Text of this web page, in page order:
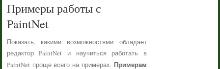
Примеры работы с
PaintNet
Показать, какими возможностями обладает
редактор PaintNet и научиться работать в
PaintNet проще всего на примерах. Примерам